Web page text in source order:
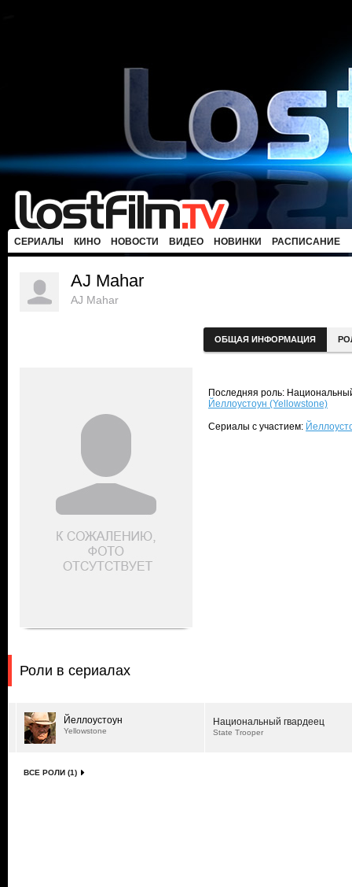
СЕРИАЛЫ КИНО НОВОСТИ ВИДЕО НОВИНКИ РАСПИСАНИЕ
AJ Mahar
AJ Mahar
ОБЩАЯ ИНФОРМАЦИЯ
Последняя роль:
Йеллоустоун (Yellowstone)
Сериалы с участием:
Роли в сериалах
Йеллоустоун
Yellowstone
Национальный гвардеец
State Trooper
ВСЕ РОЛИ (1)